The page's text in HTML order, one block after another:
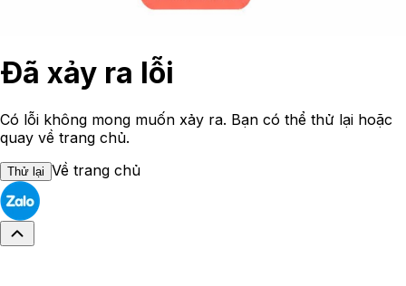
Đã xảy ra lỗi
Có lỗi không mong muốn xảy ra. Bạn có thể thử lại hoặc
quay về trang chủ.
Thử lại Về trang chủ